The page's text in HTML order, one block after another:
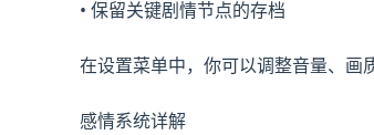
• 保留关键剧情节点的存档
在设置菜单中，你可以调整音量、画
感情系统详解